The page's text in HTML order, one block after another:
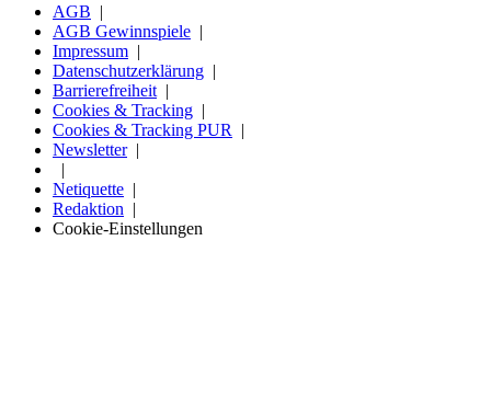
AGB
AGB Gewinnspiele
Impressum
Datenschutzerklärung
Barrierefreiheit
Cookies & Tracking
Cookies & Tracking PUR
Newsletter
Netiquette
Redaktion
Cookie-Einstellungen